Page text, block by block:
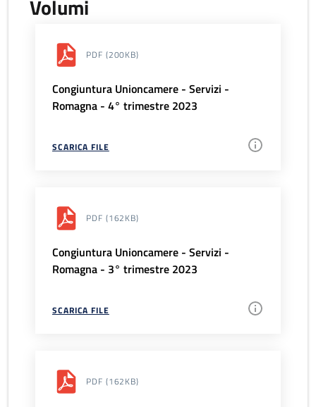
Volumi
PDF (200KB)
Congiuntura Unioncamere - Servizi -
Romagna - 4° trimestre 2023
SCARICA FILE
PDF (162KB)
Congiuntura Unioncamere - Servizi -
Romagna - 3° trimestre 2023
SCARICA FILE
PDF (162KB)